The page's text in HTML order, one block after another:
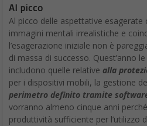
Al picco
Al picco delle aspettative esagerate
immagini mentali irrealistiche e
l’esagerazione iniziale non è
di massa di successo. Quest’anno
includono quelle relative alla
per i dispositivi mobili, la gestione
perimetro definito tramite
vorranno almeno cinque anni
produttività sufficiente per l’utilizzo